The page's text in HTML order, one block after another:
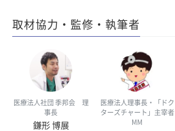
取材協力・監修・執筆者
医療法人社団 季邦会 理
事長
鎌形 博展
医療法人理事長・「ドク
ターズチャート」主宰者
MM